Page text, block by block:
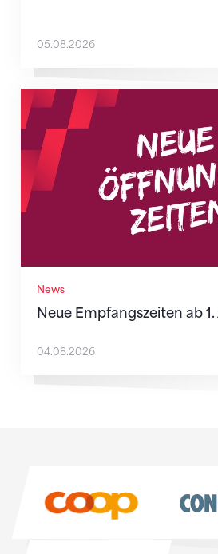
05.08.2026
News
Neue Empfangszeiten ab
Neue Empfangszeiten ab 1.
04.08.2026